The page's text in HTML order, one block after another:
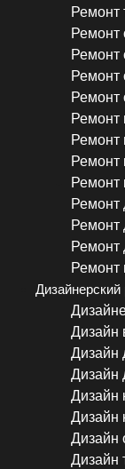
Ремонт
Ремонт
Ремонт
Ремонт
Ремонт
Ремонт
Ремонт
Ремонт
Ремонт
Ремонт
Ремонт
Ремонт
Ремонт
Дизайнерский
Дизайн
Дизайн
Дизайн
Дизайн
Дизайн
Дизайн
Дизайн